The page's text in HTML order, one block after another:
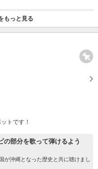
もっと見る
トです！
の部分を歌って弾けるよう
が沖縄となった歴史と共に聴けまし